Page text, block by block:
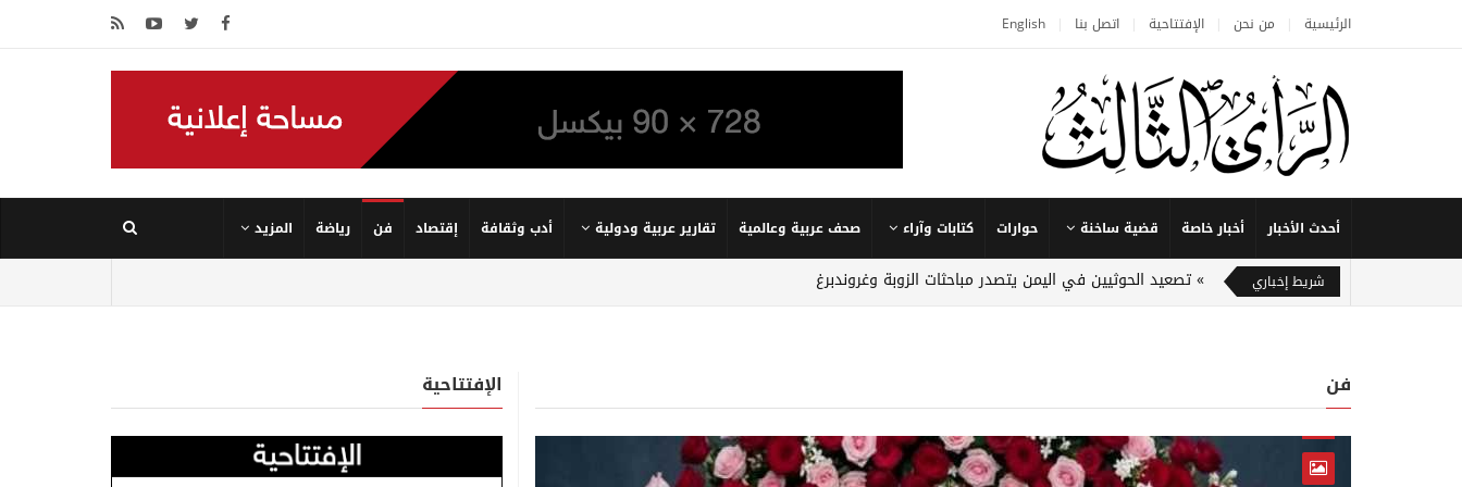
الرئيسية من نحن الإفتتاحية اتصل بنا English
أحدث الأخبار أخبار خاصة قضية ساخنة حوارات كتابات وآراء صحف عربية وعالمية تقارير عربية ودولية أدب وثقافة إقتصاد فن رياضة المزيد
شريط إخباري تصعيد الحوثيين في اليمن يتصدر مباحثات الزوبة وغروندبرغ
فن الإفتتاحية